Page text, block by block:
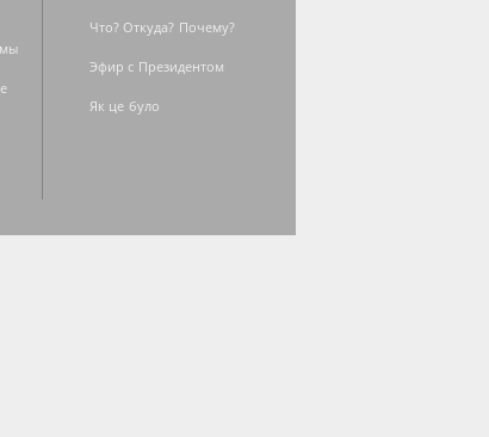
Что? Откуда? Почему?
Эфир с Президентом
Як це було